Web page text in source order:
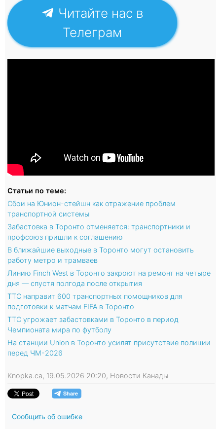
Читайте нас в
Телеграм
Статьи по теме:
Сбои на Юнион-стейшн как отражение проблем
транспортной системы
Забастовка в Торонто отменяется: транспортники и
профсоюз пришли к соглашению
В ближайшие выходные в Торонто могут остановить
работу метро и трамваев
Линию Finch West в Торонто закроют на ремонт на четыре
дня — спустя полгода после открытия
TTC направит 600 транспортных помощников для
подготовки к матчам FIFA в Торонто
TTC угрожает забастовками в Торонто в период
Чемпионата мира по футболу
На станции Union в Торонто усилят присутствие полиции
перед ЧМ-2026
Knopka.ca, 19.05.2026 20:20, Новости Канады
Сообщить об ошибке